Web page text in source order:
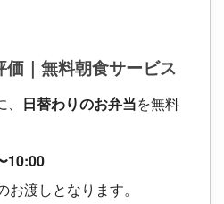
価｜無料朝食サービス
日替わりのお弁当を無料
10:00
渡しとなります。